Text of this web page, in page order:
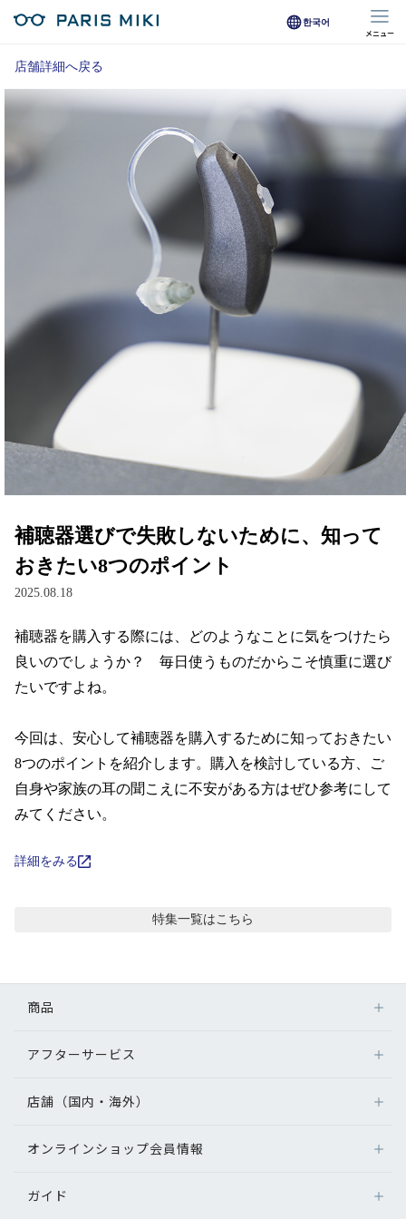
한국어
メニュー
マイページ
Opera Club会員
オンラインショップ会員
※オンラインで会員登録された方
店舗検索/来店予約
商品を探す
レンズ
サングラス
補聴器
グッズ・小物
ブランド一覧
コンテンツを探す
スタッフコンテンツ
スタッフコンテンツ一覧
目のまめちしき
店舗詳細へ戻る
補聴器選びで失敗しないために、知って
おきたい8つのポイント
2025.08.18
補聴器を購入する際には、どのようなことに気をつけたら
良いのでしょうか？　毎日使うものだからこそ慎重に選び
たいですよね。
今回は、安心して補聴器を購入するために知っておきたい
8つのポイントを紹介します。購入を検討している方、ご
自身や家族の耳の聞こえに不安がある方はぜひ参考にして
みてください。
詳細をみる
特集一覧はこちら
商品
メガネ
サングラス
補聴器
グッズ・小物
アフターサービス
アフターサービス
メガネの不具合、修理について
補聴器に関するアフターサービス
店舗（国内・海外）
店舗検索
オンラインショップ会員情報
ログイン
ガイド